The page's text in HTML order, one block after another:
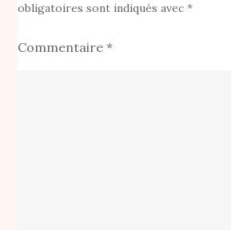
obligatoires sont indiqués avec*
Commentaire*